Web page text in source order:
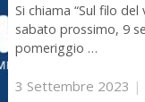
Si chiama “Sul filo
sabato prossimo, 9
pomeriggio …
3 Settembre 2023 |